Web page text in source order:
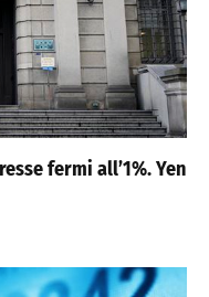
fermi all’1%. Yen